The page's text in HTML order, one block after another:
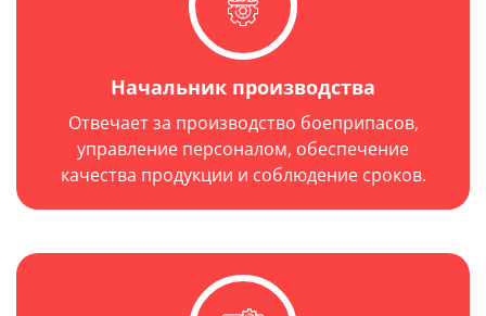
Начальник производства
Отвечает за производство боеприпасов,
управление персоналом, обеспечение
качества продукции и соблюдение сроков.